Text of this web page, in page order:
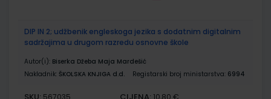
DIP IN 2; udžbenik engleskoga jezika s dodatnim digitalnim
sadržajima u drugom razredu osnovne škole
Autor(i): Biserka Džeba Maja Mardešić
Nakladnik: ŠKOLSKA KNJIGA d.d. Registarski broj ministarstva: 6994
567035 10,80 €